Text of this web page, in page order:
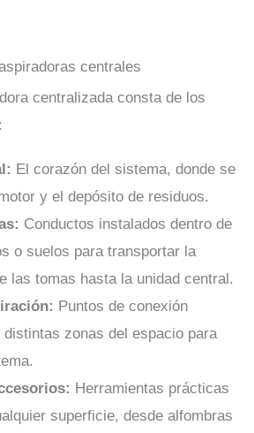
centrales
centralizada consta de los
El corazón del sistema, donde se
y el depósito de residuos.
Conductos instalados dentro de
o suelos para transportar la
las tomas hasta la unidad central.
Puntos de conexión
zonas del espacio para
Herramientas prácticas
superficie, desde alfombras